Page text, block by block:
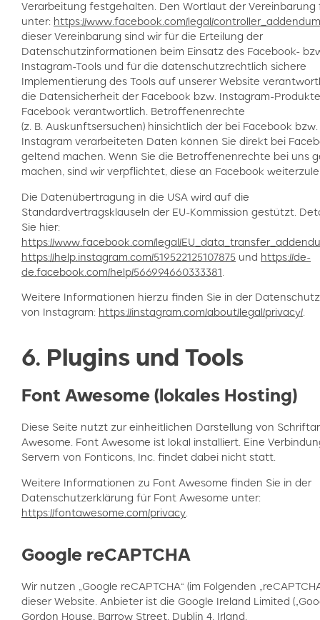
Verarbeitung festgehalten. Den Wortlaut der Vereinbarung
unter: https://www.facebook.com/legal/controller_addendum
dieser Vereinbarung sind wir für die Erteilung der
Datenschutzinformationen beim Einsatz des Facebook-
Instagram-Tools und für die datenschutzrechtlich sichere
Implementierung des Tools auf unserer Website
die Datensicherheit der Facebook bzw. Instagram-
Facebook verantwortlich. Betroffenenrechte
(z. B. Auskunftsersuchen) hinsichtlich der bei Facebook bzw.
Instagram verarbeiteten Daten können Sie direkt bei
geltend machen. Wenn Sie die Betroffenenrechte bei uns
machen, sind wir verpflichtet, diese an Facebook
Die Datenübertragung in die USA wird auf die
Standardvertragsklauseln der EU-Kommission gestützt.
Sie hier:
https://www.facebook.com/legal/
https://help.instagram.com/519522125107875 und https://de-
de.facebook.com/help/566994660333381
Weitere Informationen hierzu finden Sie in der
von Instagram: https://instagram.com/about/legal/privacy/
6. Plugins und Tools
Font Awesome (lokales Hosting)
Diese Seite nutzt zur einheitlichen Darstellung von
Awesome. Font Awesome ist lokal installiert. Eine
Servern von Fonticons, Inc. findet dabei nicht statt.
Weitere Informationen zu Font Awesome finden Sie in der
Datenschutzerklärung für Font Awesome unter:
https://fontawesome.com/privacy
Google reCAPTCHA
Wir nutzen „Google reCAPTCHA“ (im Folgenden
dieser Website. Anbieter ist die Google Ireland Limited
Gordon House, Barrow Street, Dublin 4, Irland.